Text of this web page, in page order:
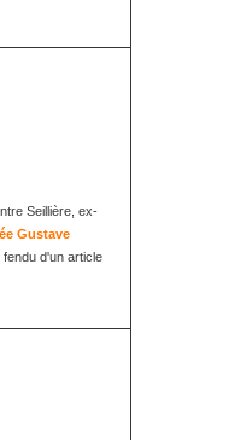
Seillière, ex-
Gustave
d'un article